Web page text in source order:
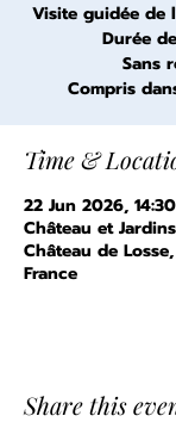
Visite guidée de
Durée
Sans
Compris
Time &
22 Jun 2026,
Château et
Château de
France
Share this